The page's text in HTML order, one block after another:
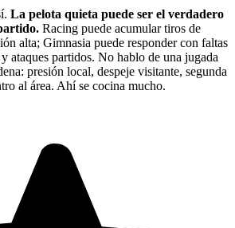
La pelota quieta puede ser el verdadero
Racing puede acumular tiros de
alta; Gimnasia puede responder con faltas
ataques partidos. No hablo de una jugada
presión local, despeje visitante, segunda
al área. Ahí se cocina mucho.